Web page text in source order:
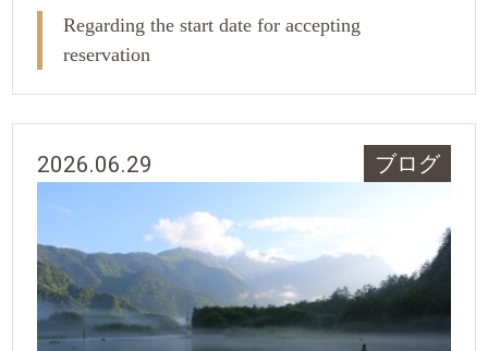
Regarding the start date for accepting
reservation
2026.06.29 ブログ